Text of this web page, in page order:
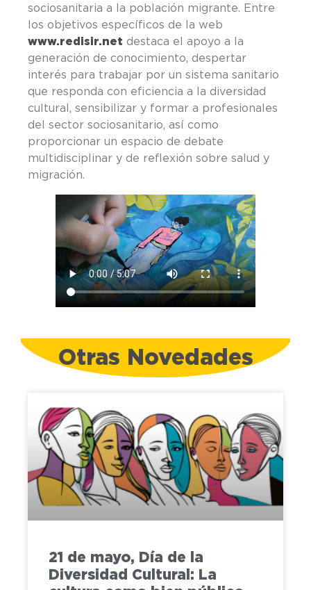
sociosanitaria a la población migrante. Entre
los objetivos específicos de la web
www.redisir.net destaca el apoyo a la
generación de conocimiento, despertar
interés para trabajar por un sistema sanitario
que responda con eficiencia a la diversidad
cultural, sensibilizar y formar a profesionales
del sector sociosanitario, así como
proporcionar un espacio de debate
multidisciplinar y de reflexión sobre salud y
migración.
Otras Novedades
21 de mayo, Día de la
Diversidad Cultural: La